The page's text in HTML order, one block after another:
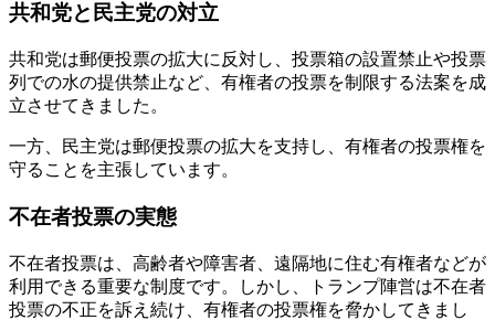
共和党と民主党の対立
共和党は郵便投票の拡大に反対し、投票箱の設置禁止や投票
列での水の提供禁止など、有権者の投票を制限する法案を成
立させてきました。
一方、民主党は郵便投票の拡大を支持し、有権者の投票権を
守ることを主張しています。
不在者投票の実態
不在者投票は、高齢者や障害者、遠隔地に住む有権者などが
利用できる重要な制度です。しかし、トランプ陣営は不在者
投票の不正を訴え続け、有権者の投票権を脅かしてきまし